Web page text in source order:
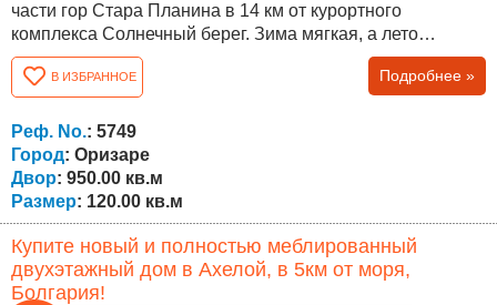
части гор Стара Планина в 14 км от курортного
комплекса Солнечный берег. Зима мягкая, а лето
прохладное. Деревня большая, имеется много удобств:
детский сад, библиотека, школа и магазины. Каждый час
есть автобус до Солнечного берега. Дом имеет общую
площадь 120 кв.м. подключен к центральной
канализации! Недвижимость состоит из...
В ИЗБРАННОЕ Подробнее »
Реф. No.: 5749
Город: Оризаре
Двор: 950.00 кв.м
Размер: 120.00 кв.м
Купите новый и полностью меблированный
двухэтажный дом в Ахелой, в 5км от моря,
Болгария!